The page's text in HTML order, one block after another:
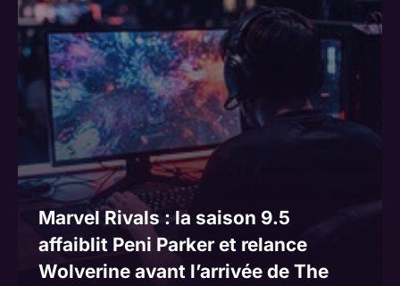
Marvel Rivals : la saison 9.5
affaiblit Peni Parker et relance
Wolverine avant l’arrivée de The